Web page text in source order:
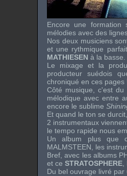
Encore une
mélodies avec des
Nos deux musiciens
et une rythmique
MATHIESEN à la basse.
Le mixage et la
producteur suédois
chroniqué en ces pages
Côté musique, c'est
mélodique avec entre
encore le sublime
Et quand le ton se
2 instrumentaux
le tempo rapide nous
Un album plus que
MALMSTEEN , les
Bref, avec les albums
et ce STRATOSPHERE
Du bel ouvrage livré